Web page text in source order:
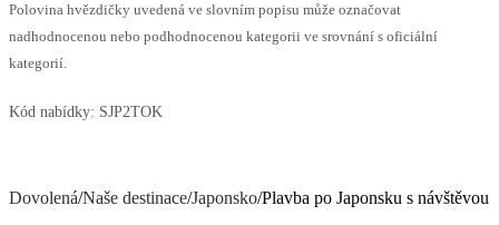
Polovina hvězdičky uvedená ve slovním popisu může označovat
nadhodnocenou nebo podhodnocenou kategorii ve srovnání s oficiální
kategorií.
Kód nabídky: SJP2TOK
Dovolená/Naše destinace/Japonsko/Plavba po Japonsku s návštěvou